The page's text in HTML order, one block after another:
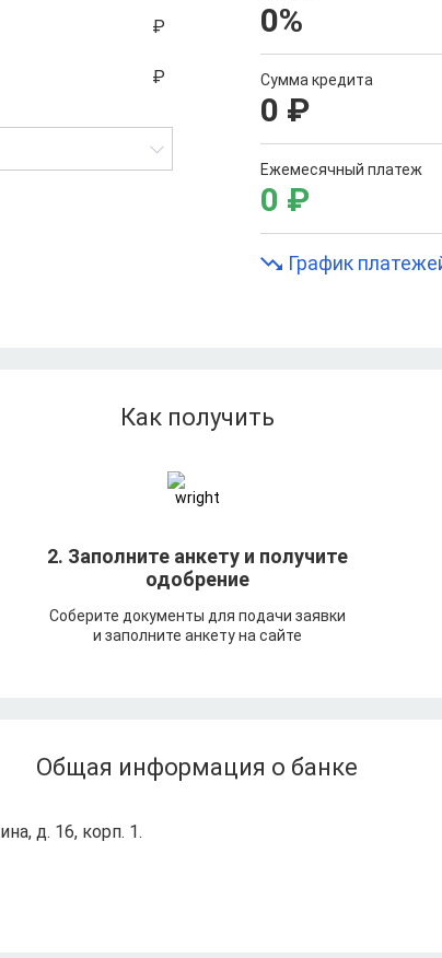
0%
Сумма кредита
0 ₽
Ежемесячный платеж
0 ₽
График
Как получить
2. Заполните анкету и получите
одобрение
Соберите документы для подачи заявки
и заполните анкету на сайте
Общая информация о банке
д. 16, корп. 1.